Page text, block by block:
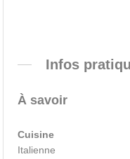
Infos
À savoir
Cuisine
Italienne